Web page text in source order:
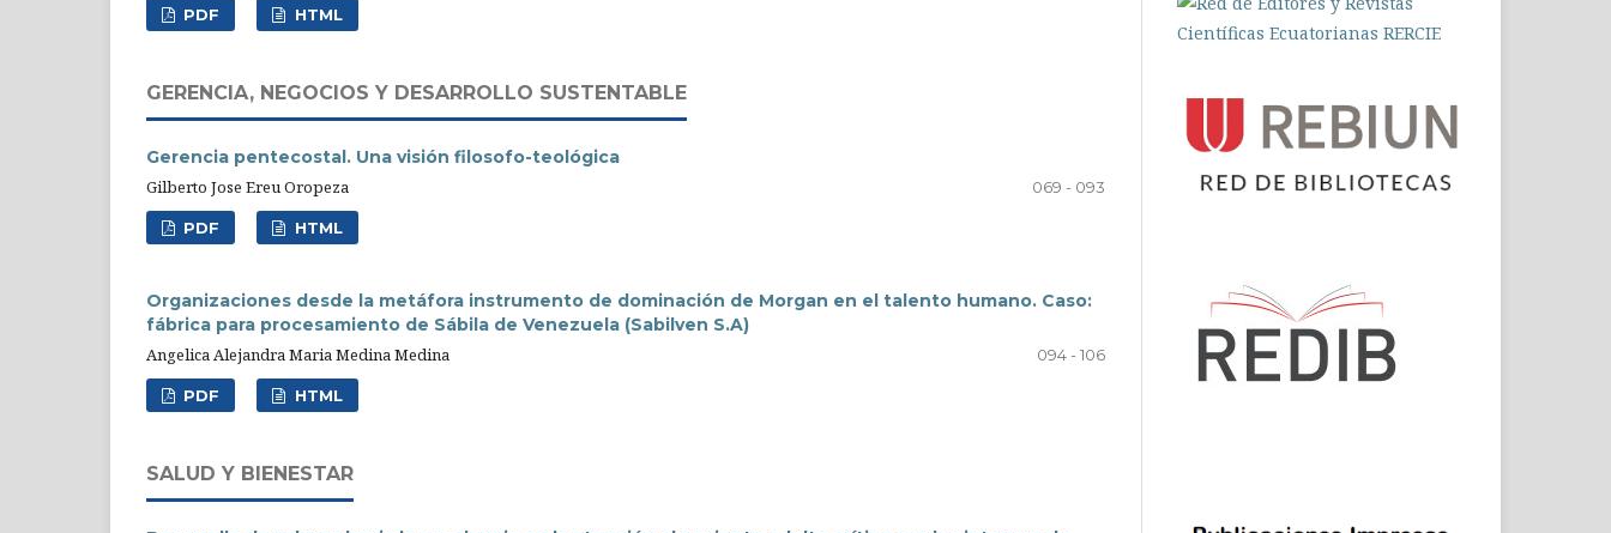
PDF HTML
GERENCIA, NEGOCIOS Y DESARROLLO SUSTENTABLE
Gerencia pentecostal. Una visión filosofo-teológica
Gilberto Jose Ereu Oropeza
069 - 093
PDF HTML
Organizaciones desde la metáfora instrumento de dominación de Morgan en el talento humano. Caso:
fábrica para procesamiento de Sábila de Venezuela (Sabilven S.A)
Angelica Alejandra Maria Medina Medina
094 - 106
PDF HTML
SALUD Y BIENESTAR